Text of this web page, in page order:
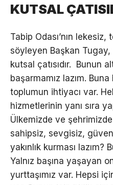
KUTSAL
Tabip Odası’nın
söyleyen Başkan Tugay,
kutsal çatısıdır. Bunun
başarmamız lazım.
toplumun ihtiyacı var.
hizmetlerinin yanı sıra
Ülkemizde ve şehrimizde
sahipsiz, sevgisiz,
yakınlık kurması lazım?
Yalnız başına yaşayan
yurttaşımız var. Hepsi